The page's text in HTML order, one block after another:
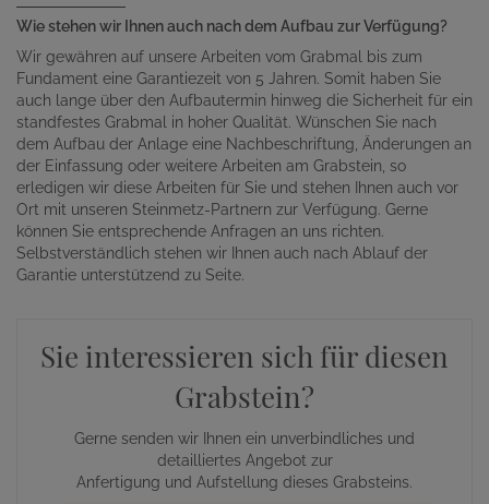
Wie stehen wir Ihnen auch nach dem Aufbau zur Verfügung?
Wir gewähren auf unsere Arbeiten vom Grabmal bis zum
Fundament eine Garantiezeit von 5 Jahren. Somit haben Sie
auch lange über den Aufbautermin hinweg die Sicherheit für ein
standfestes Grabmal in hoher Qualität. Wünschen Sie nach
dem Aufbau der Anlage eine Nachbeschriftung, Änderungen an
der Einfassung oder weitere Arbeiten am Grabstein, so
erledigen wir diese Arbeiten für Sie und stehen Ihnen auch vor
Ort mit unseren Steinmetz-Partnern zur Verfügung. Gerne
können Sie entsprechende Anfragen an uns richten.
Selbstverständlich stehen wir Ihnen auch nach Ablauf der
Garantie unterstützend zu Seite.
Sie interessieren sich für diesen
Grabstein?
Gerne senden wir Ihnen ein unverbindliches und
detailliertes Angebot zur
Anfertigung und Aufstellung dieses Grabsteins.